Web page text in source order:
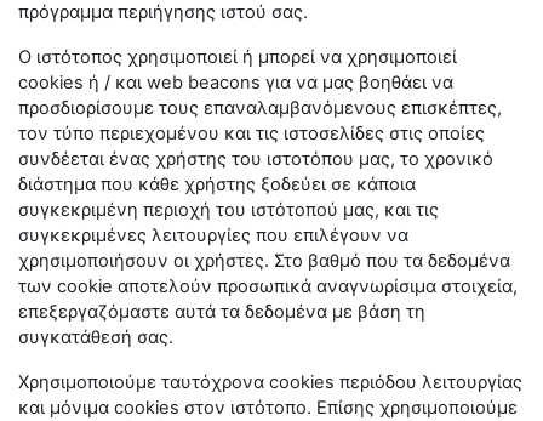
πρόγραμμα περιήγησης ιστού σας.
Ο ιστότοπος χρησιμοποιεί ή μπορεί να χρησιμοποιεί
cookies ή / και web beacons για να μας βοηθάει να
προσδιορίσουμε τους επαναλαμβανόμενους επισκέπτες,
τον τύπο περιεχομένου και τις ιστοσελίδες στις οποίες
συνδέεται ένας χρήστης του ιστοτόπου μας, το χρονικό
διάστημα που κάθε χρήστης ξοδεύει σε κάποια
συγκεκριμένη περιοχή του ιστότοπού μας, και τις
συγκεκριμένες λειτουργίες που επιλέγουν να
χρησιμοποιήσουν οι χρήστες. Στο βαθμό που τα δεδομένα
των cookie αποτελούν προσωπικά αναγνωρίσιμα στοιχεία,
επεξεργαζόμαστε αυτά τα δεδομένα με βάση τη
συγκατάθεσή σας.
Χρησιμοποιούμε ταυτόχρονα cookies περιόδου λειτουργίας
και μόνιμα cookies στον ιστότοπο. Επίσης χρησιμοποιούμε